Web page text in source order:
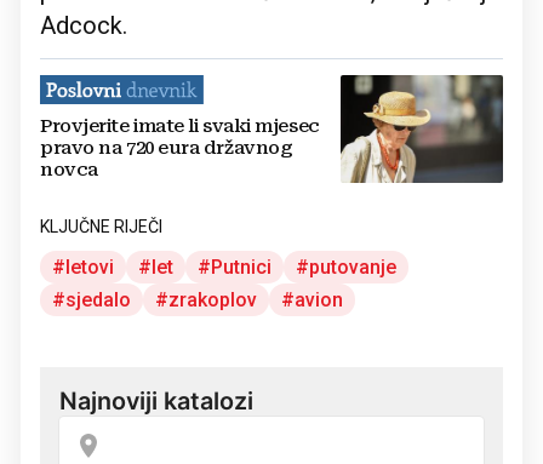
Adcock.
Provjerite imate li svaki mjesec
pravo na 720 eura državnog
novca
KLJUČNE RIJEČI
letovi let Putnici
putovanje
sjedalo
zrakoplov avion